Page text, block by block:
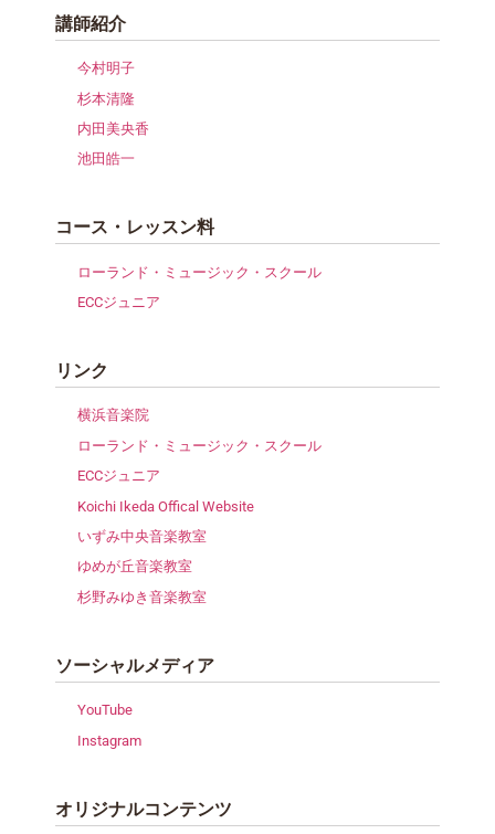
講師紹介
今村明子
杉本清隆
内田美央香
池田皓一
コース・レッスン料
ローランド・ミュージック・スクール
ECCジュニア
リンク
横浜音楽院
ローランド・ミュージック・スクール
ECCジュニア
Koichi Ikeda Offical Website
いずみ中央音楽教室
ゆめが丘音楽教室
杉野みゆき音楽教室
ソーシャルメディア
YouTube
Instagram
オリジナルコンテンツ